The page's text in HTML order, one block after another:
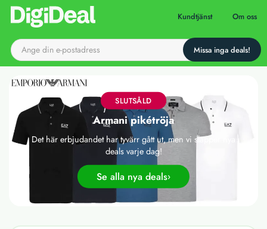
Till startsidan Kundtjänst Om oss
SLUTSÅLD
Armani pikétröja
Det här erbjudandet har tyvärr gått ut, men vi släpper nya
deals varje dag!
Se alla nya deals